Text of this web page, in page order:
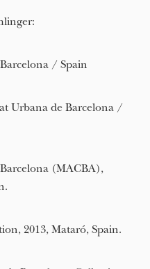
/ Spain
Urbana de Barcelona /
(MACBA),
2013, Mataró, Spain.